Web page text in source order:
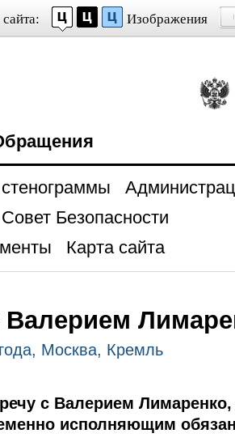
Изображения
Совет Безопасности
Карта сайта
Валерием
Москва, Кремль
с Валерием
исполняющим